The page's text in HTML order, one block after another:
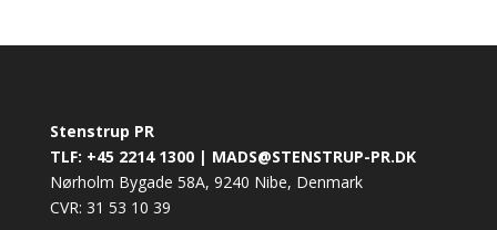
Stenstrup PR
TLF: +45 2214 1300 | MADS@STENSTRUP-PR.DK
Nørholm Bygade 58A, 9240 Nibe, Denmark
CVR: 31 53 10 39